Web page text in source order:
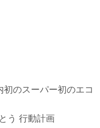
のスーパー初のエコ
う 行動計画